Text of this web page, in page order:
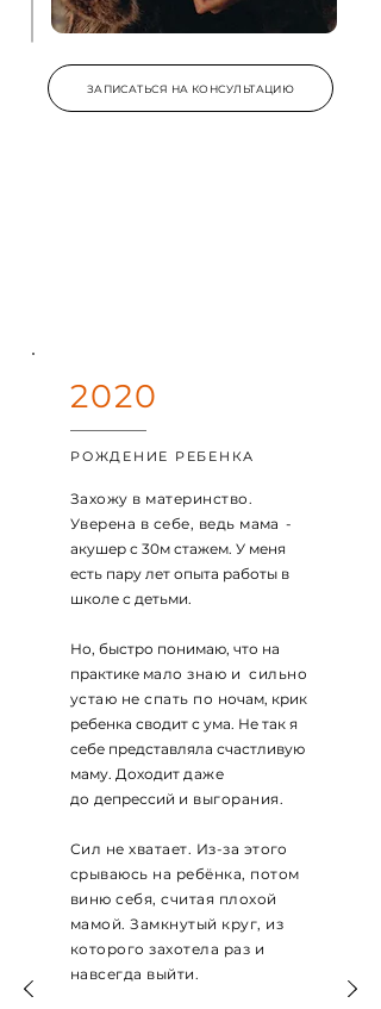
ЗАПИСАТЬСЯ НА КОНСУЛЬТАЦИЮ
2020
РОЖДЕНИЕ РЕБЕНКА
Захожу в материнство.
Уверена в себе, ведь мама -
акушер с 30м стажем. У меня
есть пару лет опыта работы в
школе с детьми.
Но, быстро понимаю, что на
практике мало знаю и сильно
устаю не спать по ночам, крик
ребенка сводит с ума. Не так я
себе представляла счастливую
маму. Доходит даже
додепрессий и выгорания.
Сил не хватает. Из-за этого
срываюсь на ребёнка, потом
виню себя, считая плохой
мамой. Замкнутый круг, из
которого захотела раз и
навсегда выйти.